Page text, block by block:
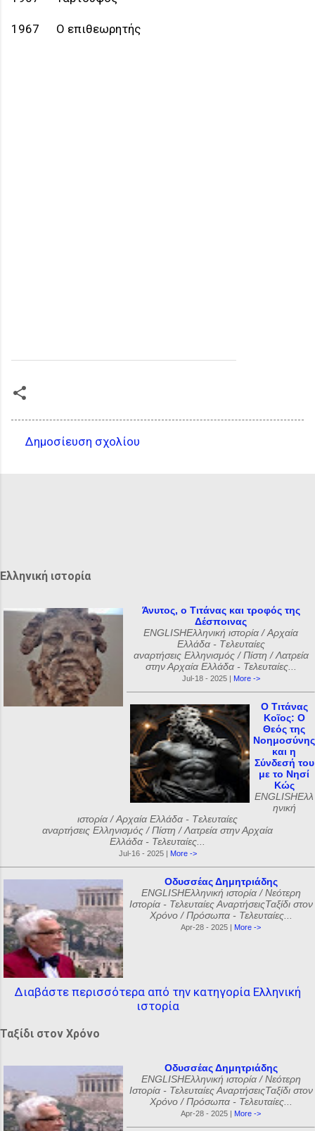
1967 Ο επιθεωρητής
Δημοσίευση σχολίου
Ελληνική ιστορία
Άνυτος, ο Τιτάνας και τροφός της
Δέσποινας
ENGLISHΕλληνική ιστορία / Αρχαία
Ελλάδα - Tελευταίες
αναρτήσεις Ελληνισμός / Πίστη / Λατρεία
στην Αρχαία Ελλάδα - Τελευταίες...
Jul-18 - 2025 | More ->
Ο Τιτάνας
Κοῖος: Ο
Θεός της
Νοημοσύνης
και η
Σύνδεσή του
με το Νησί
Κώς
ENGLISHΕλλ
ηνική
ιστορία / Αρχαία Ελλάδα - Tελευταίες
αναρτήσεις Ελληνισμός / Πίστη / Λατρεία στην Αρχαία
Ελλάδα - Τελευταίες...
Jul-16 - 2025 | More ->
Οδυσσέας Δημητριάδης
ENGLISHΕλληνική ιστορία / Νεότερη
Ιστορία - Τελευταίες ΑναρτήσειςΤαξίδι στον
Χρόνο / Πρόσωπα - Τελευταίες...
Apr-28 - 2025 | More ->
Διαβάστε περισσότερα από την κατηγορία Ελληνική
ιστορία
Ταξίδι στον Χρόνο
Οδυσσέας Δημητριάδης
ENGLISHΕλληνική ιστορία / Νεότερη
Ιστορία - Τελευταίες ΑναρτήσειςΤαξίδι στον
Χρόνο / Πρόσωπα - Τελευταίες...
Apr-28 - 2025 | More ->